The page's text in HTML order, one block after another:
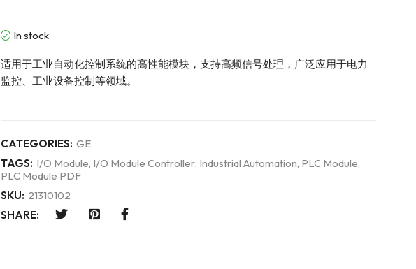
In stock
适用于工业自动化控制系统的高性能模块，支持高频信号处理，广泛应用于电力
监控、工业设备控制等领域。
CATEGORIES: GE
TAGS: I/O Module, I/O Module Controller, Industrial Automation, PLC Module,
PLC Module PDF
SKU: 21310102
SHARE: